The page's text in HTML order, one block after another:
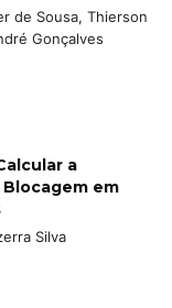
de Sousa, Thierson
Gonçalves
a
em
Silva